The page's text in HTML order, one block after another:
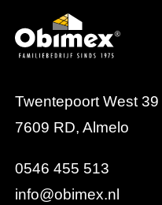
Twentepoort West 39
7609 RD, Almelo
0546 455 513
info@obimex.nl